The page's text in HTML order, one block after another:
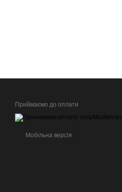
Приймаємо до оплати
Мобільна версія